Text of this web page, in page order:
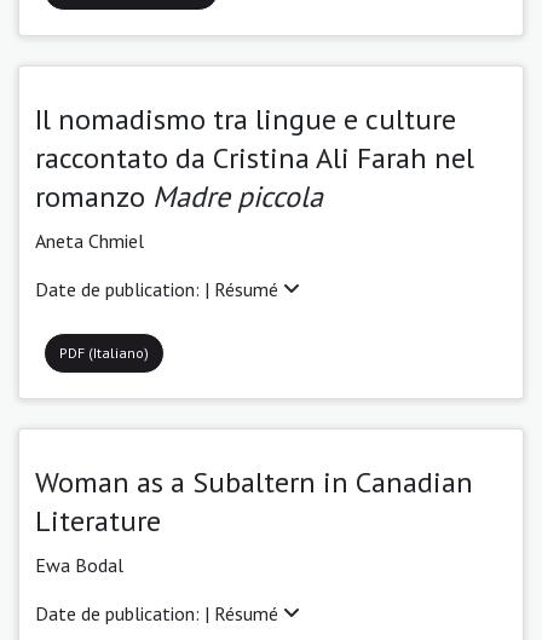
Il nomadismo tra lingue e culture
raccontato da Cristina Ali Farah nel
romanzo Madre piccola
Aneta Chmiel
Date de publication: | Résumé
PDF (Italiano)
Woman as a Subaltern in Canadian
Literature
Ewa Bodal
Date de publication: | Résumé